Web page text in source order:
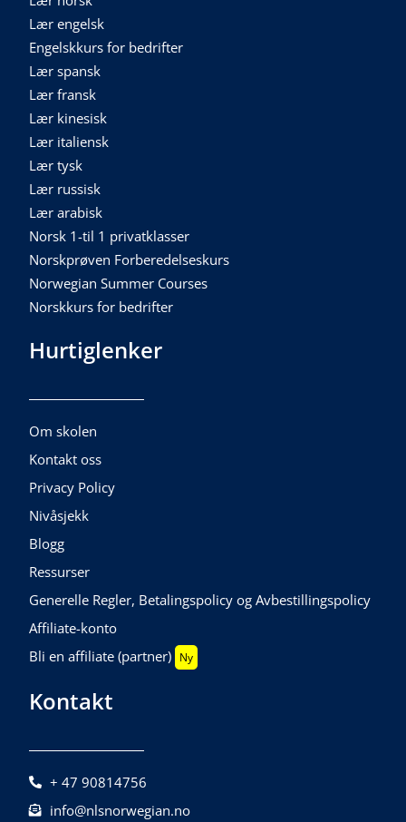
Lær engelsk
Engelskkurs for bedrifter
Lær spansk
Lær fransk
Lær kinesisk
Lær italiensk
Lær tysk
Lær russisk
Lær arabisk
Norsk 1-til 1 privatklasser
Norskprøven Forberedelseskurs
Norwegian Summer Courses
Norskkurs for bedrifter
Hurtiglenker
Om skolen
Kontakt oss
Privacy Policy
Nivåsjekk
Blogg
Ressurser
Generelle Regler, Betalingspolicy og Avbestillingspolicy
Affiliate-konto
Bli en affiliate (partner) Ny
Kontakt
+ 47 90814756
info@nlsnorwegian.no